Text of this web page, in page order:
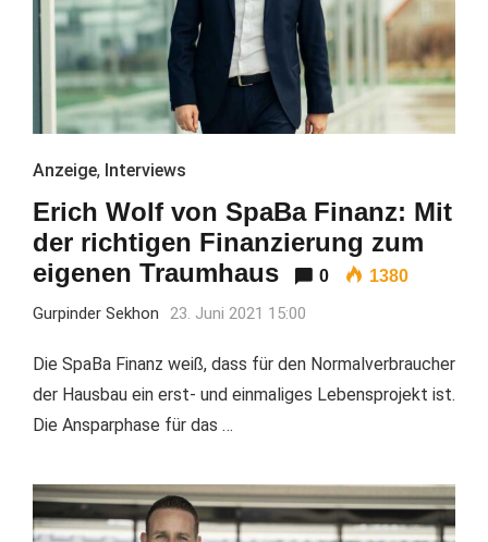
Anzeige, Interviews
Erich Wolf von SpaBa Finanz: Mit
der richtigen Finanzierung zum
eigenen Traumhaus
0 1380
Gurpinder Sekhon 23. Juni 2021 15:00
Die SpaBa Finanz weiß, dass für den Normalverbraucher
der Hausbau ein erst- und einmaliges Lebensprojekt ist.
Die Ansparphase für das …